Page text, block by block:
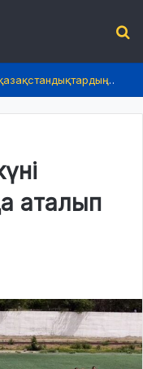
2026 жылдың 1 шілдесінен бастап қазақстандықтардың өмірінде не өзгереді?
аталып